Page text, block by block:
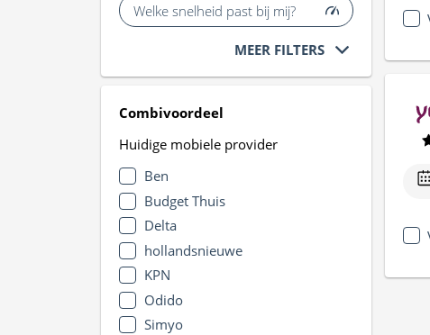
Welke snelheid past bij mij?
MEER FILTERS
Combivoordeel
Huidige mobiele provider
Ben
Budget Thuis
Delta
hollandsnieuwe
KPN
Odido
Simyo